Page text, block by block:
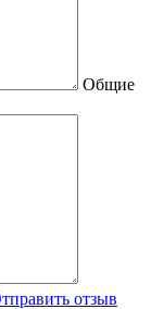
Общие
отзыв